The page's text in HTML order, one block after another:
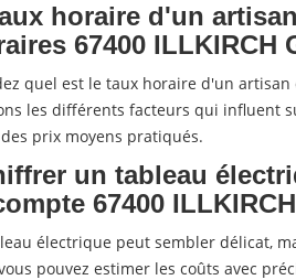
horaire d'un
67400 ILLKIRCH
quel est le taux horaire d'un
les différents facteurs qui influent
prix moyens pratiqués.
un tableau
67400
électrique peut sembler délicat,
pouvez estimer les coûts avec